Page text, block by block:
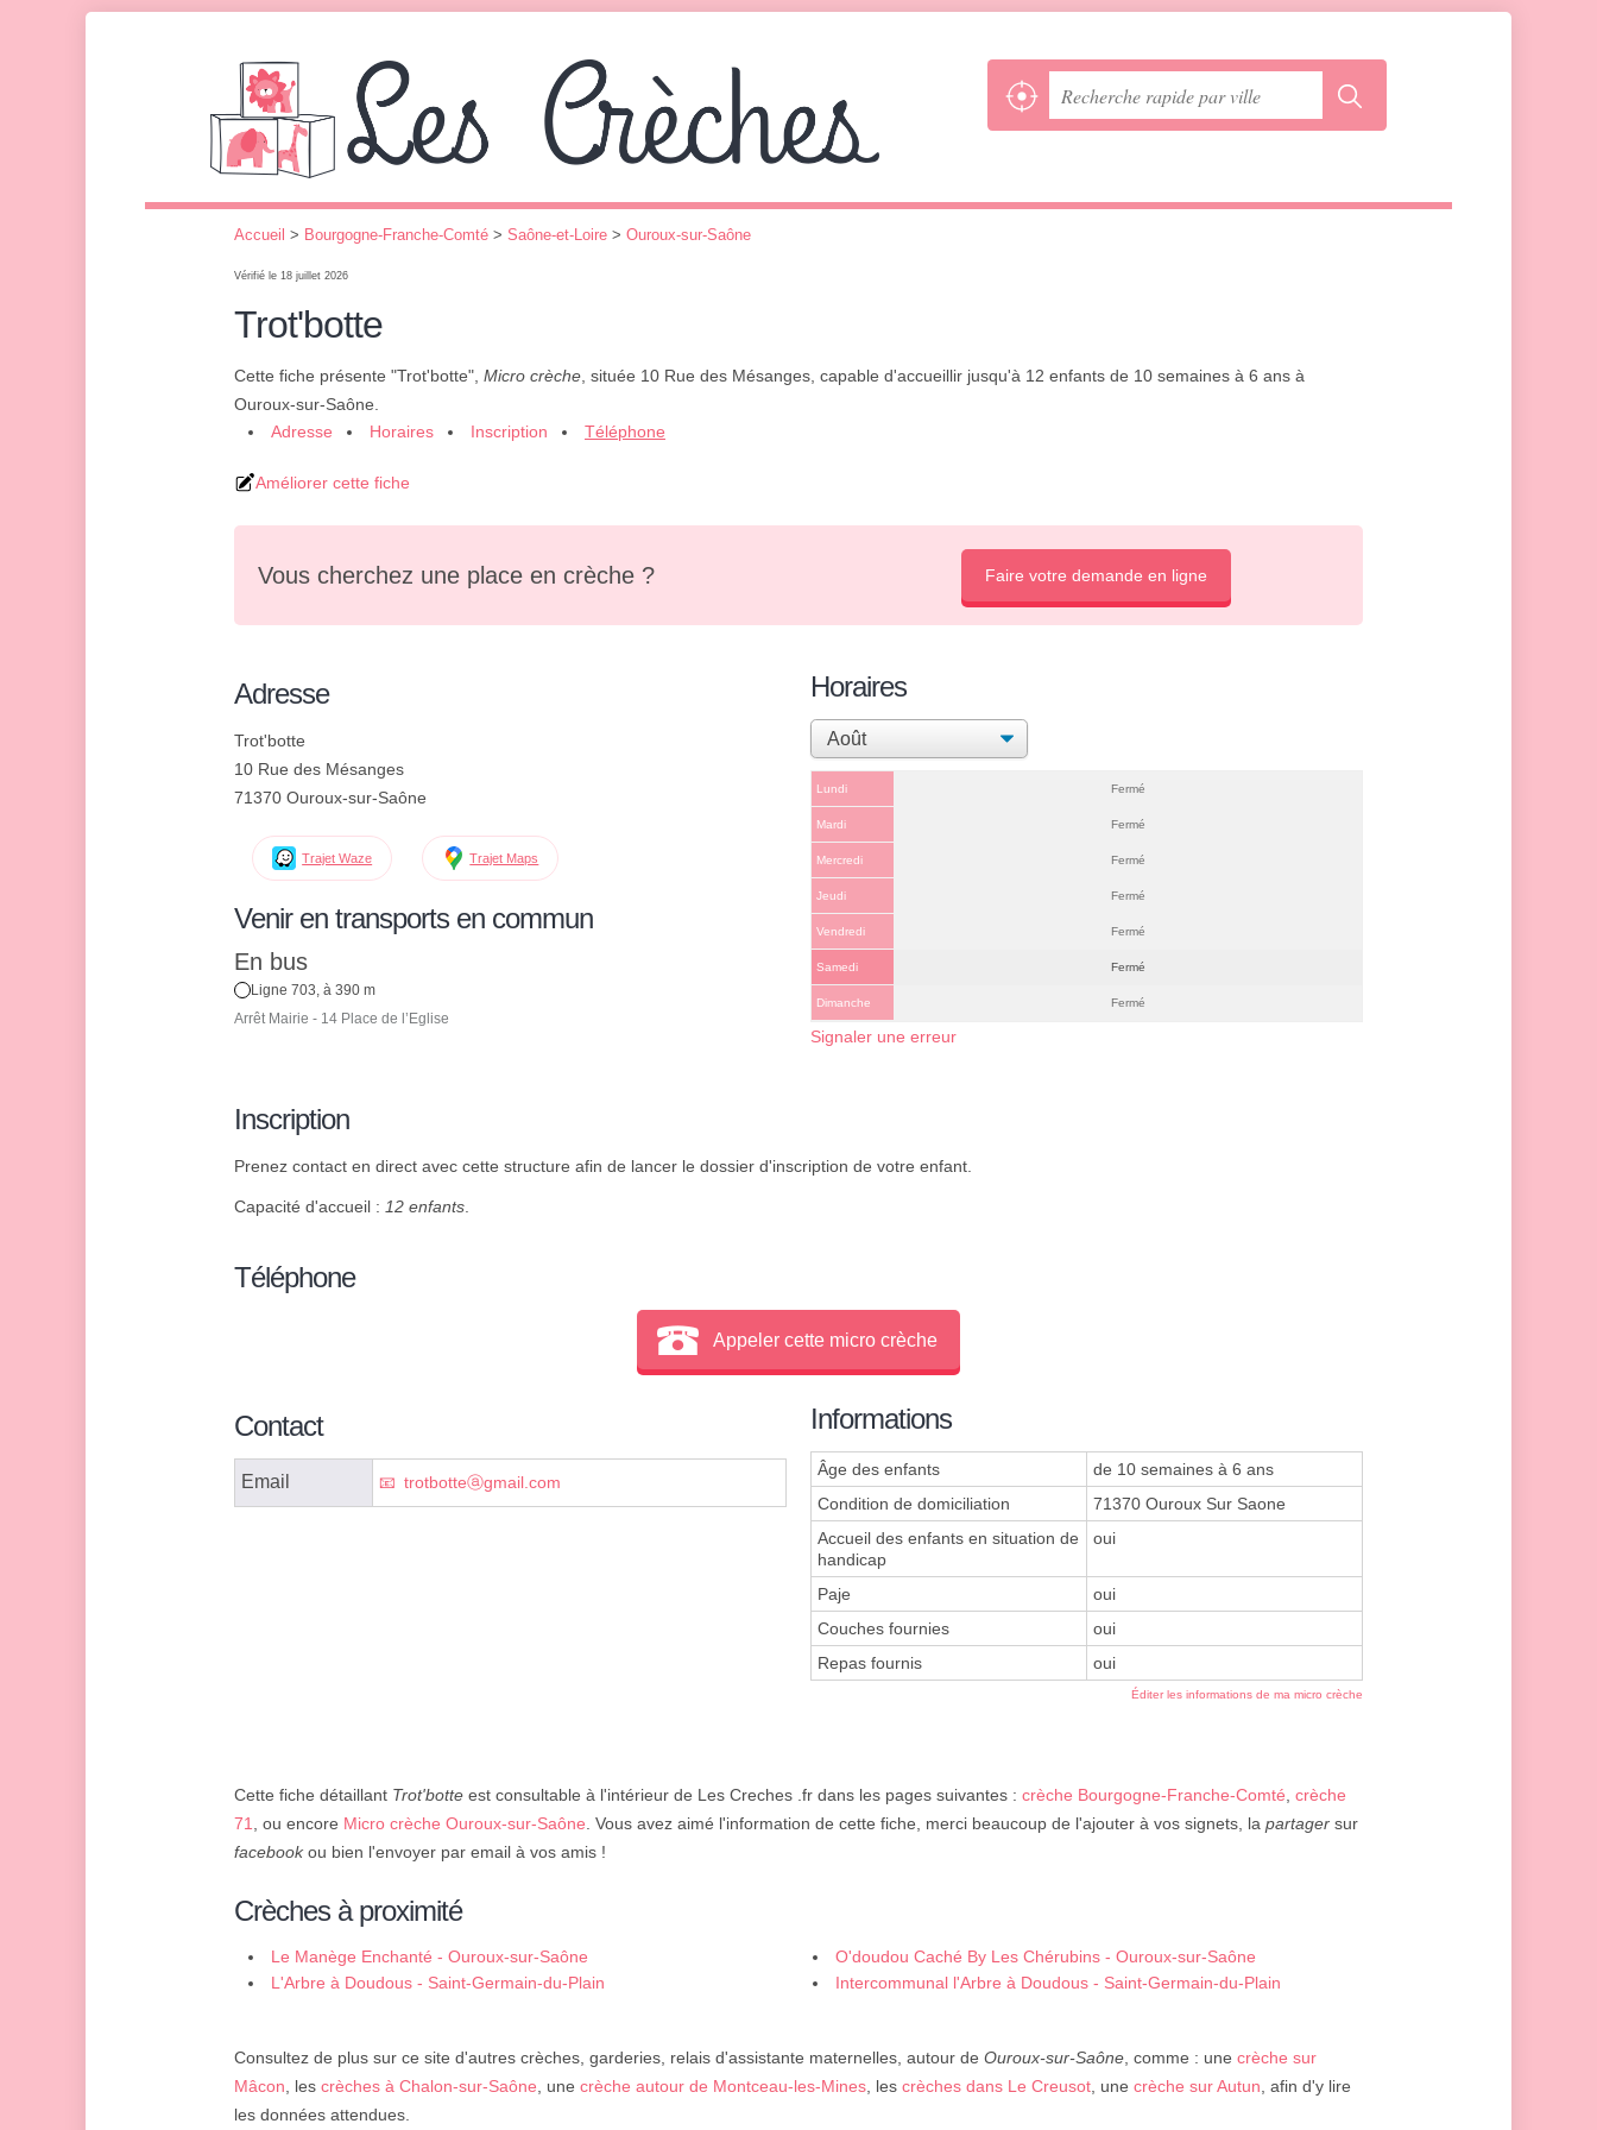
Accueil > Bourgogne-Franche-Comté > Saône-et-Loire > Ouroux-sur-Saône
Vérifié le 18 juillet 2026
Trot'botte
Cette fiche présente "Trot'botte", Micro crèche , située 10 Rue des Mésanges, capable d'accueillir jusqu'à 12 enfants de 10 semaines à 6 ans à
Ouroux-sur-Saône.
Adresse
Horaires Inscription Téléphone
Améliorer cette fiche
Vous cherchez une place en crèche ? Faire votre demande en ligne
Adresse
Trot'botte
10 Rue des Mésanges
71370 Ouroux-sur-Saône
Trajet Waze Trajet Maps
Venir en transports en commun
En bus
Ligne 703, à 390 m
Arrêt Mairie - 14 Place de l’Eglise
Horaires
Lundi Fermé
Mardi Fermé
Mercredi Fermé
Jeudi Fermé
Vendredi Fermé
Samedi Fermé
Dimanche Fermé
Signaler une erreur
Inscription
Prenez contact en direct avec cette structure afin de lancer le dossier d'inscription de votre enfant.
Capacité d'accueil : 12 enfants
Téléphone
Appeler cette micro crèche
Contact
Email trotbotteⓐgmail.com
Informations
Âge des enfants
de 10 semaines à 6 ans
Condition de domiciliation
71370 Ouroux Sur Saone
Accueil des enfants en situation de
handicap
oui
Paje
oui
Couches fournies
oui
Repas fournis
oui
Éditer les informations de ma micro crèche
Cette fiche détaillant Trot'botte est consultable à l'intérieur de Les Creches .fr dans les pages suivantes : crèche Bourgogne-Franche-Comté crèche
71
, ou encore Micro crèche Ouroux-sur-Saône . Vous avez aimé l'information de cette fiche, merci beaucoup de l'ajouter à vos signets, la partager sur
facebookou bien l'envoyer par email à vos amis !
Crèches à proximité
Le Manège Enchanté - Ouroux-sur-Saône
O'doudou Caché By Les Chérubins - Ouroux-sur-Saône
L'Arbre à Doudous - Saint-Germain-du-Plain
Intercommunal l'Arbre à Doudous - Saint-Germain-du-Plain
Consultez de plus sur ce site d'autres crèches, garderies, relais d'assistante maternelles, autour de Ouroux-sur-Saône , comme : une crèche sur
Mâcon , les crèches à Chalon-sur-Saône , une crèche autour de Montceau-les-Mines , les crèches dans Le Creusot , une crèche sur Autun , afin d'y lire
les données attendues.